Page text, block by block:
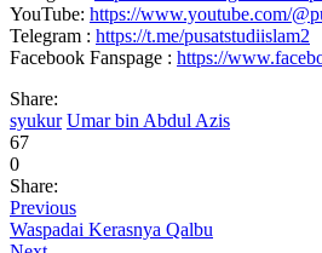
YouTube: https://www.youtube.com/
Telegram : https://t.me/pusatstudiislam2
Facebook Fanspage : https://
Share:
syukur Umar bin Abdul Azis
67
0
Share:
Previous
Waspadai Kerasnya Qalbu